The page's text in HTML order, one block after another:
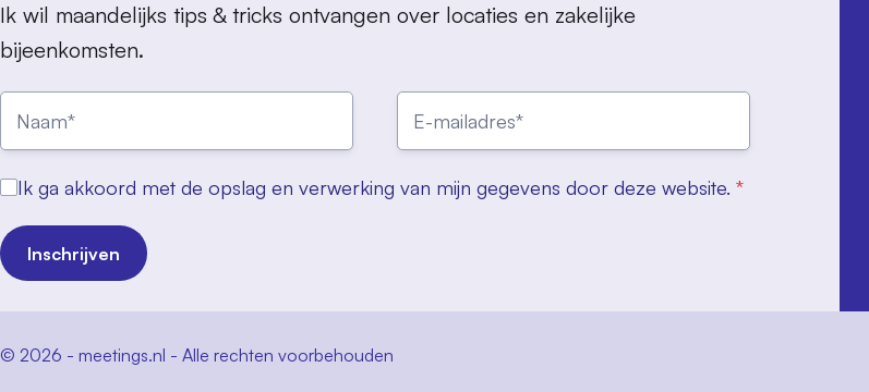
Ik wil maandelijks tips & tricks ontvangen over locaties en zakelijke
bijeenkomsten.
Ik ga akkoord met de opslag en verwerking van mijn gegevens door deze website. *
Inschrijven
© 2026 - meetings.nl - Alle rechten voorbehouden